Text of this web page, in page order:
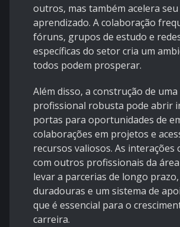
outros, mas também acelera
aprendizado. A colaboração
fóruns, grupos de estudo e
específicas do setor cria um
todos podem prosperar.
Além disso, a construção de
profissional robusta pode abrir
portas para oportunidades de
colaborações em projetos e
recursos valiosos. As interações
com outros profissionais da
levar a parcerias de longo
duradouras e um sistema de
que é essencial para o
carreira.